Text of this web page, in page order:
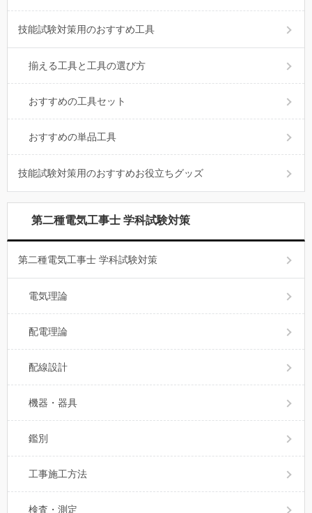
技能試験対策用のおすすめ工具
揃える工具と工具の選び方
おすすめの工具セット
おすすめの単品工具
技能試験対策用のおすすめお役立ちグッズ
第二種電気工事士 学科試験対策
第二種電気工事士 学科試験対策
電気理論
配電理論
配線設計
機器・器具
鑑別
工事施工方法
検査・測定